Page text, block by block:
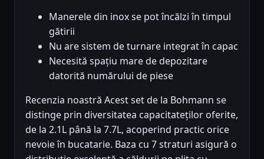
Manerele din inox se pot încălzi în timpul
gătirii
Nu are sistem de turnare integrat în capac
Necesită spațiu mare de depozitare
datorită numărului de piese
Recenzia noastră Acest set de la Bohmann se
distinge prin diversitatea capacitateților oferite,
de la 2.1L până la 7.7L, acoperind practic orice
nevoie în bucatarie. Baza cu 7 straturi asigură o